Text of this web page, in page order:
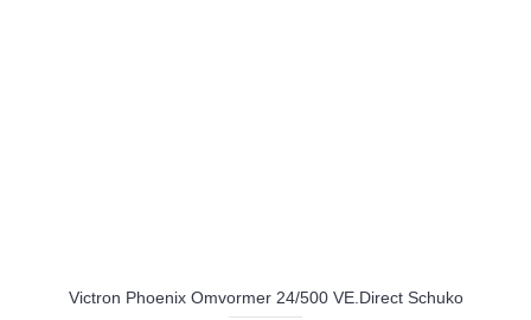
Victron Phoenix Omvormer 24/500 VE.Direct Schuko